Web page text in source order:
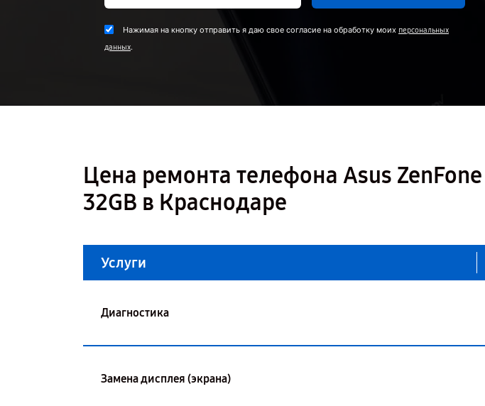
Нажимая на кнопку отправить я даю свое согласие на обработку моих персональных
данных.
Цена ремонта телефона Asus
32GB в Краснодаре
Услуги
Диагностика
Замена дисплея (экрана)